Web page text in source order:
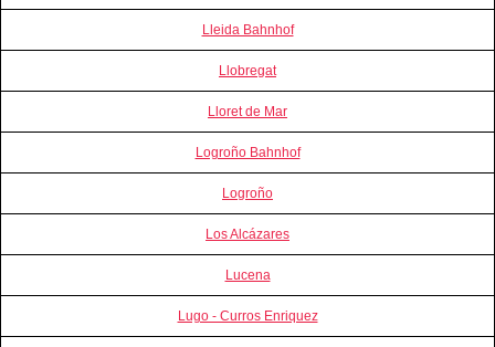
Lleida Bahnhof
Llobregat
Lloret de Mar
Logroño Bahnhof
Logroño
Los Alcázares
Lucena
Lugo - Curros Enriquez